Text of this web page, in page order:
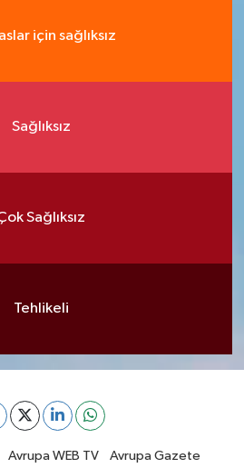
için sağlıksız
Sağlıksız
Sağlıksız
Tehlikeli
Avrupa WEB TV
Avrupa Gazete